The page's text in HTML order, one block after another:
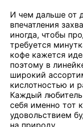
И чем дальше от
впечатления
иногда, чтобы
требуется
кофе кажется
поэтому в
широкий
кислотностью и
Каждый
себя именно тот
удовольствием